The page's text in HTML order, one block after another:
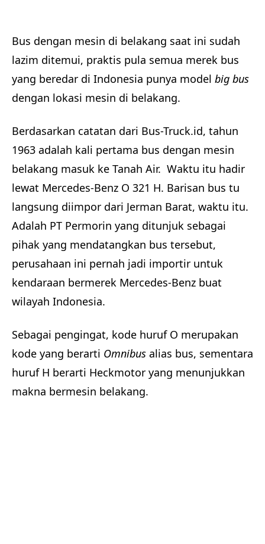
Bus dengan mesin di belakang saat ini sudah
lazim ditemui, praktis pula semua merek bus
yang beredar di Indonesia punya model big bus
dengan lokasi mesin di belakang.
Berdasarkan catatan dari Bus-Truck.id, tahun
1963 adalah kali pertama bus dengan mesin
belakang masuk ke Tanah Air. Waktu itu hadir
lewat Mercedes-Benz O 321 H. Barisan bus tu
langsung diimpor dari Jerman Barat, waktu itu.
Adalah PT Permorin yang ditunjuk sebagai
pihak yang mendatangkan bus tersebut,
perusahaan ini pernah jadi importir untuk
kendaraan bermerek Mercedes-Benz buat
wilayah Indonesia.
Sebagai pengingat, kode huruf O merupakan
kode yang berarti Omnibus alias bus, sementara
huruf H berarti Heckmotor yang menunjukkan
makna bermesin belakang.